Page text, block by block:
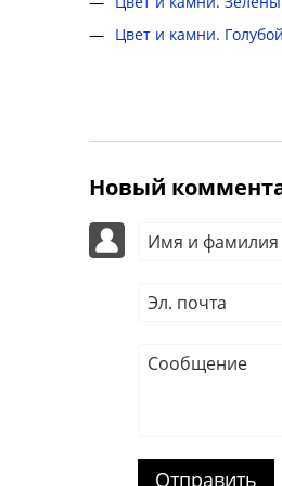
Цвет и камни. Голубой
Новый
Отправить